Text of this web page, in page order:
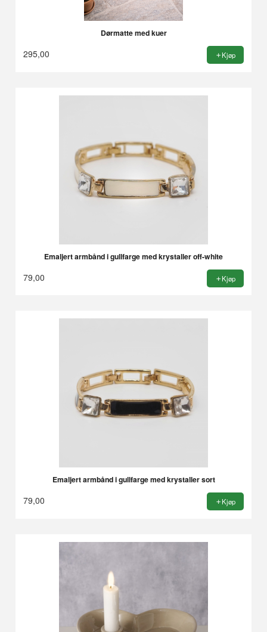
Dørmatte med kuer
295,00 Kjøp
Emaljert armbånd i gullfarge med krystaller off-white
79,00 Kjøp
Emaljert armbånd i gullfarge med krystaller sort
79,00 Kjøp